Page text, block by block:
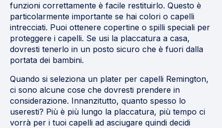
funzioni correttamente è facile restituirlo. Questo è
particolarmente importante se hai colori o capelli
intrecciati. Puoi ottenere copertine o spilli speciali per
proteggere i capelli. Se usi la placcatura a casa,
dovresti tenerlo in un posto sicuro che è fuori dalla
portata dei bambini.
Quando si seleziona un plater per capelli Remington,
ci sono alcune cose che dovresti prendere in
considerazione. Innanzitutto, quanto spesso lo
useresti? Più è più lungo la placcatura, più tempo ci
vorrà per i tuoi capelli ad asciugare quindi decidi